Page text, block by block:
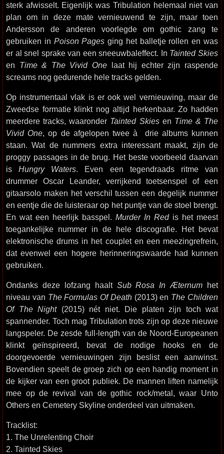
sterk afwisselt. Eigenlijk was Tribulation helemaal niet van
plan om in deze mate vernieuwend te zijn, maar toen
Andersson de anderen voorlegde om gothic zang te
gebruiken in Poison Pages ging het balletje rollen en was
er al snel sprake van een sneeuwbaleffect. In Tainted Skies
en Time & The Vivid One laat hij echter zijn raspende
screams nog gedurende hele tracks gelden.
Op instrumentaal vlak is er ook wel vernieuwing, maar de
Zweedse formatie klinkt nog altijd herkenbaar. Zo hadden
meerdere tracks, waaronder Tainted Skiesen Time & The
Vivid One, op de afgelopen twee à drie albums kunnen
staan. Wat de nummers extra interessant maakt, zijn de
proggy passages in de brug. Het beste voorbeeld daarvan
isHungry Waters. Even een tegendraads ritme van
drummer Oscar Leander, verrijkend toetsenspel of een
gitaarsolo maken het verschil tussen een degelijk nummer
en eentje die de luisteraar op het puntje van de stoel brengt.
En wat een heerlijk basspel. Murder In Redis het meest
toegankelijke nummer in de hele discografie. Het bevat
elektronische drums in het couplet en een meezingrefrein,
dat evenwel een hogere herinneringswaarde had kunnen
gebruiken.
Ondanks deze lofzang haalt Sub Rosa In Æternum het
niveau van The Formulas Of Death(2013) en The Children
Of The Night(2015) nét niet. Die platen zijn toch wat
spannender. Toch mag Tribulation trots zijn op deze nieuwe
langspeler. De zesde full-length van de Noord-Europeanen
klinkt geïnspireerd, bevat de nodige hooks en de
doorgevoerde vernieuwingen zijn beslist een aanwinst.
Bovendien speelt de groep zich op een handig moment in
de kijker van een groot publiek. De mannen liften namelijk
mee op de revival van de gothic rock/metal, waar Unto
Others en Cemetery Skyline onderdeel van uitmaken.
Tracklist:
1. The Unrelenting Choir
2. Tainted Skies